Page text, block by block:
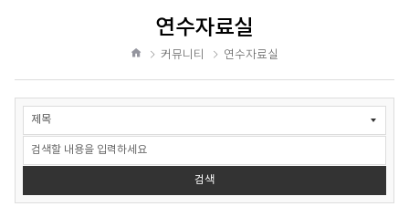
연수자료실
커뮤니티 연수자료실
기
티
연
검색